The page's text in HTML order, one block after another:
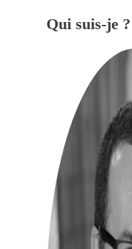
Qui suis-je ?